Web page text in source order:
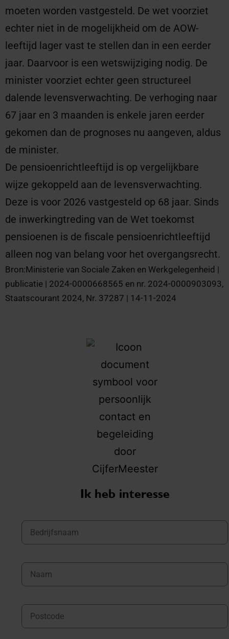
moeten worden vastgesteld. De wet voorziet
echter niet in de mogelijkheid om de AOW-
leeftijd lager vast te stellen dan in een eerder
jaar. Daarvoor is een wetswijziging nodig. De
minister voorziet echter geen structureel
dalende levensverwachting. De verhoging naar
67 jaar en 3 maanden is enkele jaren eerder
gekomen dan de prognoses nu aangeven, aldus
de minister.
De pensioenrichtleeftijd is op vergelijkbare
wijze gekoppeld aan de levensverwachting.
Deze is voor 2026 vastgesteld op 68 jaar. Sinds
de inwerkingtreding van de Wet toekomst
pensioenen is de fiscale pensioenrichtleeftijd
alleen nog van belang voor het overgangsrecht.
Bron:Ministerie van Sociale Zaken en Werkgelegenheid |
publicatie | 2024-0000668565 en nr. 2024-0000903093,
Staatscourant 2024, Nr. 37287 | 14-11-2024
Ik heb interesse